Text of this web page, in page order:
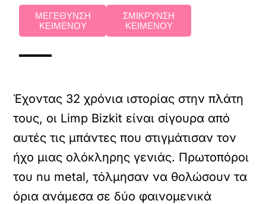
ΜΕΓΕΘΥΝΣΗ
ΚΕΙΜΕΝΟΥ
ΣΜΙΚΡΥΝΣΗ
ΚΕΙΜΕΝΟΥ
Έχοντας 32 χρόνια ιστορίας στην πλάτη
τους, οι Limp Bizkit είναι σίγουρα από
αυτές τις μπάντες που στιγμάτισαν τον
ήχο μιας ολόκληρης γενιάς. Πρωτοπόροι
του nu metal, τόλμησαν να θολώσουν τα
όρια ανάμεσα σε δύο φαινομενικά